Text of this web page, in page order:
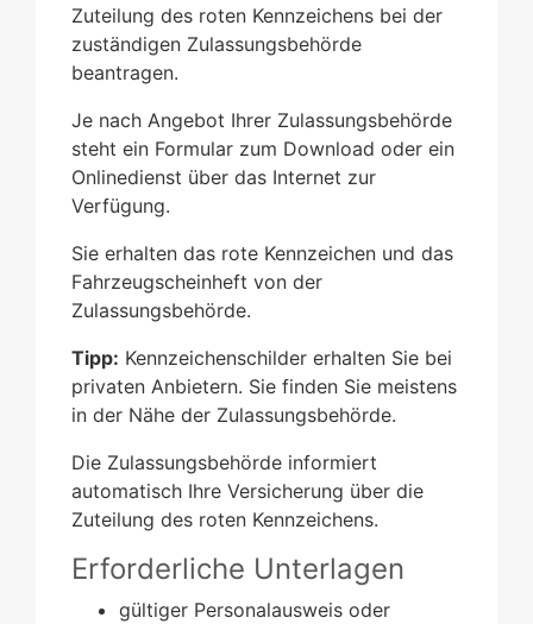
Zuteilung des roten Kennzeichens bei der
zuständigen Zulassungsbehörde
beantragen.
Je nach Angebot Ihrer Zulassungsbehörde
steht ein Formular zum Download oder ein
Onlinedienst über das Internet zur
Verfügung.
Sie erhalten das rote Kennzeichen und das
Fahrzeugscheinheft von der
Zulassungsbehörde.
Tipp: Kennzeichenschilder erhalten Sie bei
privaten Anbietern. Sie finden Sie meistens
in der Nähe der Zulassungsbehörde.
Die Zulassungsbehörde informiert
automatisch Ihre Versicherung über die
Zuteilung des roten Kennzeichens.
Erforderliche Unterlagen
gültiger Personalausweis oder